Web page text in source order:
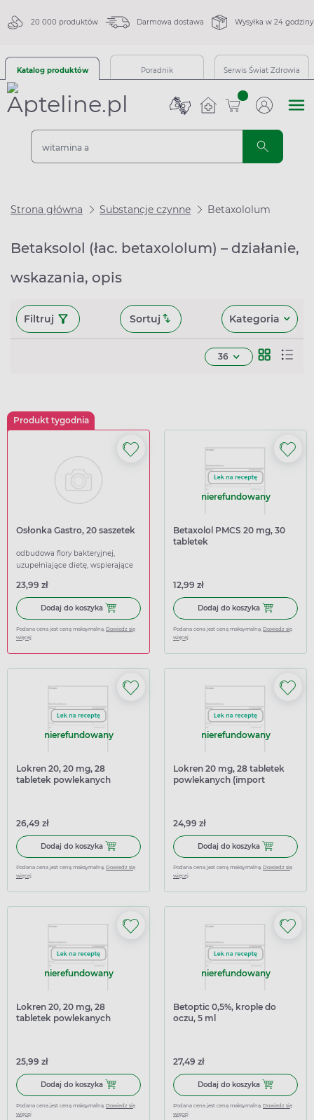
20 000 produktów Darmowa dostawa Wysyłka w 24 godziny
Katalog produktów Poradnik Serwis Świat Zdrowia
sztuk
Strona główna Substancje czynne Betaxololum
Betaksolol (łac. betaxololum) – działanie,
wskazania, opis
Filtruj Sortuj Kategoria
36
Produkt tygodnia
Osłonka Gastro, 20 saszetek
odbudowa flory bakteryjnej,
uzupełniające dietę, wspierające
23,99 zł
Dodaj do koszyka Dodaj do koszyka Osłonka Gastro, 20 saszetek
Podana cena jest ceną maksymalną. Dowiedz się
więcej
nierefundowany
Betaxolol PMCS 20 mg, 30
tabletek
12,99 zł
Dodaj do koszyka Dodaj do
Podana cena jest ceną maksymalną. Dowiedz się
więcej
nierefundowany
Lokren 20, 20 mg, 28
tabletek powlekanych
26,49 zł
Dodaj do koszyka Dodaj do koszyka Lokren 20, 20 mg, 28 tabletek
Podana cena jest ceną maksymalną. Dowiedz się
więcej
nierefundowany
Lokren 20 mg, 28 tabletek
powlekanych (import
24,99 zł
Dodaj do koszyka Dodaj do
Podana cena jest ceną maksymalną. Dowiedz się
więcej
nierefundowany
Lokren 20, 20 mg, 28
tabletek powlekanych
25,99 zł
Dodaj do koszyka Dodaj do koszyka Lokren 20, 20 mg, 28 tabletek
Podana cena jest ceną maksymalną. Dowiedz się
więcej
nierefundowany
Betoptic 0,5%, krople do
oczu, 5 ml
27,49 zł
Dodaj do koszyka Dodaj do
Podana cena jest ceną maksymalną. Dowiedz się
więcej